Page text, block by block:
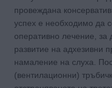
провеждана
успех е необходимо да
оперативно лечение, за
развитие на адхезивни
намаление на слуха.
(вентилационни)